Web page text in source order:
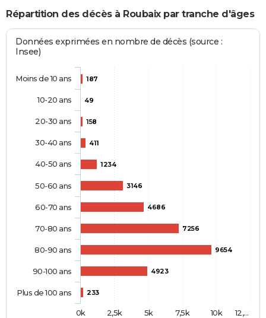
Répartition des décès à Roubaix par tranche d'âges
Données exprimées en nombre de décès (source :
Insee)
187
49
158
411
1234
3146
4686
7256
9654
4923
233
Moins de 10 ans
10-20 ans
20-30 ans
30-40 ans
40-50 ans
50-60 ans
60-70 ans
70-80 ans
80-90 ans
90-100 ans
Plus de 100 ans
0k 10k
2,5k 5k 7,5k 12,…